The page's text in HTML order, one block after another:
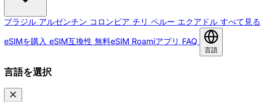
ブラジル アルゼンチン コロンビア チリ ペルー エクアドル すべて見る
eSIMを購入 eSIM互換性 無料eSIM Roamiアプリ FAQ
言語
言語を選択